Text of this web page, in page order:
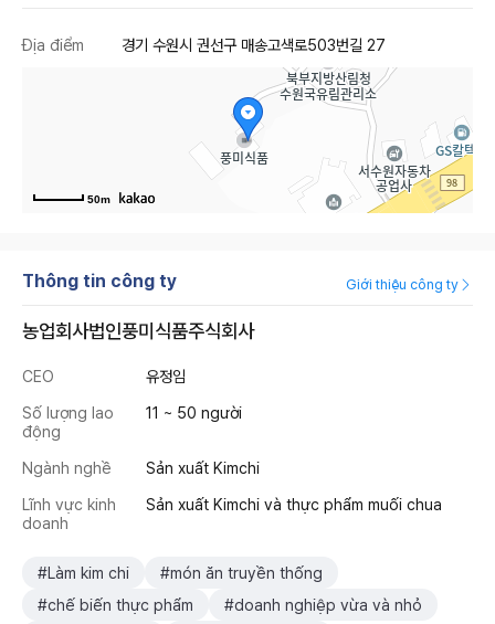
Địa điểm 경기 수원시 권선구 매송고색로503번길 27
50m
Thông tin công ty Giới thiệu công ty
농업회사법인풍미식품주식회사
CEO
유정임
Số lượng lao
động
11 ~ 50 người
Ngành nghề
Sản xuất Kimchi
Lĩnh vực kinh
doanh
Sản xuất Kimchi và thực phẩm muối chua
#Làm kim chi
#món ăn truyền thống
#chế biến thực phẩm
#doanh nghiệp vừa và nhỏ